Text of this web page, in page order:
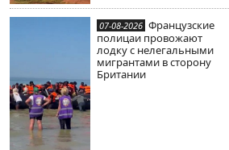
07-08-2026 Французские
полицаи провожают
лодку с нелегальными
мигрантами в сторону
Британии